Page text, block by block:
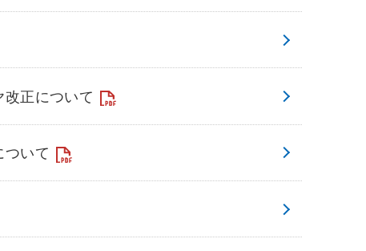
正について
いて